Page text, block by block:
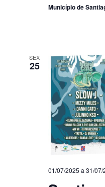
Município de
SEX
25
01/07/2025 a 31/07/